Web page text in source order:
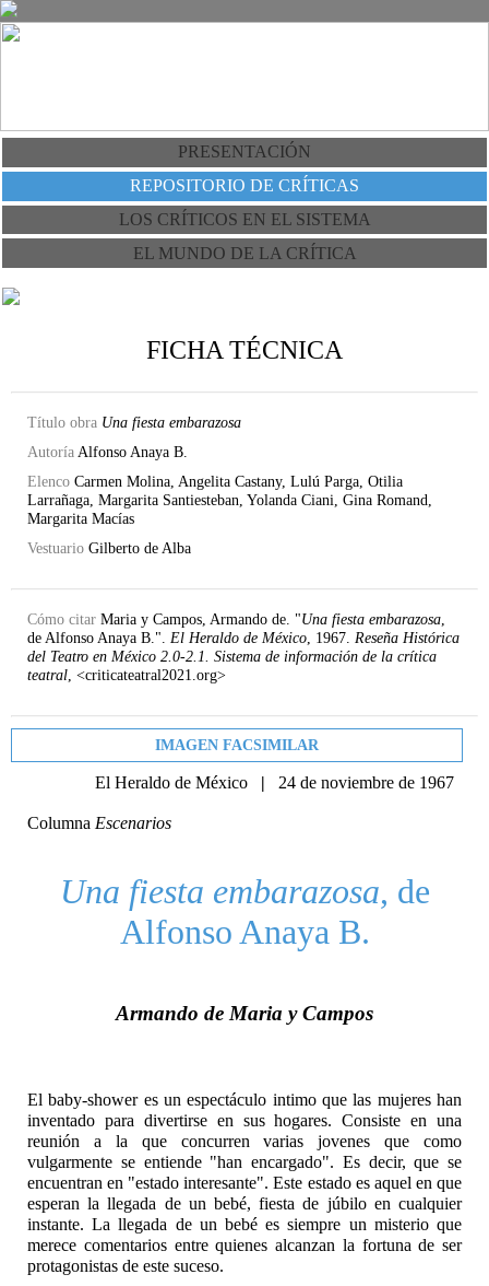
PRESENTACIÓN
REPOSITORIO DE CRÍTICAS
LOS CRÍTICOS EN EL SISTEMA
EL MUNDO DE LA CRÍTICA
FICHA TÉCNICA
Título obra Una fiesta embarazosa
Autoría Alfonso Anaya B.
Elenco Carmen Molina, Angelita Castany, Lulú Parga, Otilia
Larrañaga, Margarita Santiesteban, Yolanda Ciani, Gina Romand,
Margarita Macías
Vestuario Gilberto de Alba
Cómo citar Maria y Campos, Armando de. "Una fiesta embarazosa
de Alfonso Anaya B.". El Heraldo de México , 1967. Reseña Histórica
del Teatro en México 2.0-2.1. Sistema de información de la crítica
teatral , <criticateatral2021.org>
IMAGEN FACSIMILAR
El Heraldo de México | 24 de noviembre de 1967
Columna Escenarios
Una fiesta embarazosa, de
Alfonso Anaya B.
Armando de Maria y Campos
El baby-shower es un espectáculo intimo que las mujeres han
inventado para divertirse en sus hogares. Consiste en una
reunión a la que concurren varias jovenes que como
vulgarmente se entiende "han encargado". Es decir, que se
encuentran en "estado interesante". Este estado es aquel en que
esperan la llegada de un bebé, fiesta de júbilo en cualquier
instante. La llegada de un bebé es siempre un misterio que
merece comentarios entre quienes alcanzan la fortuna de ser
protagonistas de este suceso.